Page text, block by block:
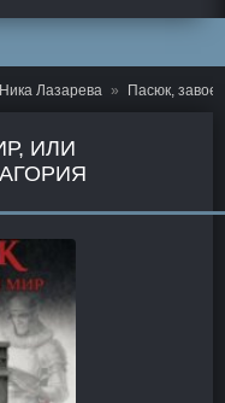
Ника Лазарева Пасюк,
ИЛИ